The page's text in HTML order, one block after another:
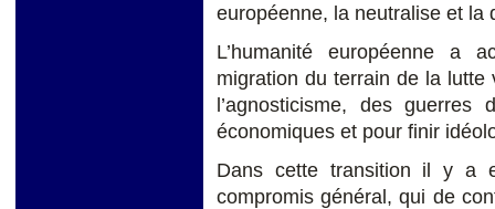
européenne, la neutralise et la
L’humanité européenne a
migration du terrain de la
l’agnosticisme, des
économiques et pour finir
Dans cette transition il y a
compromis général, qui de